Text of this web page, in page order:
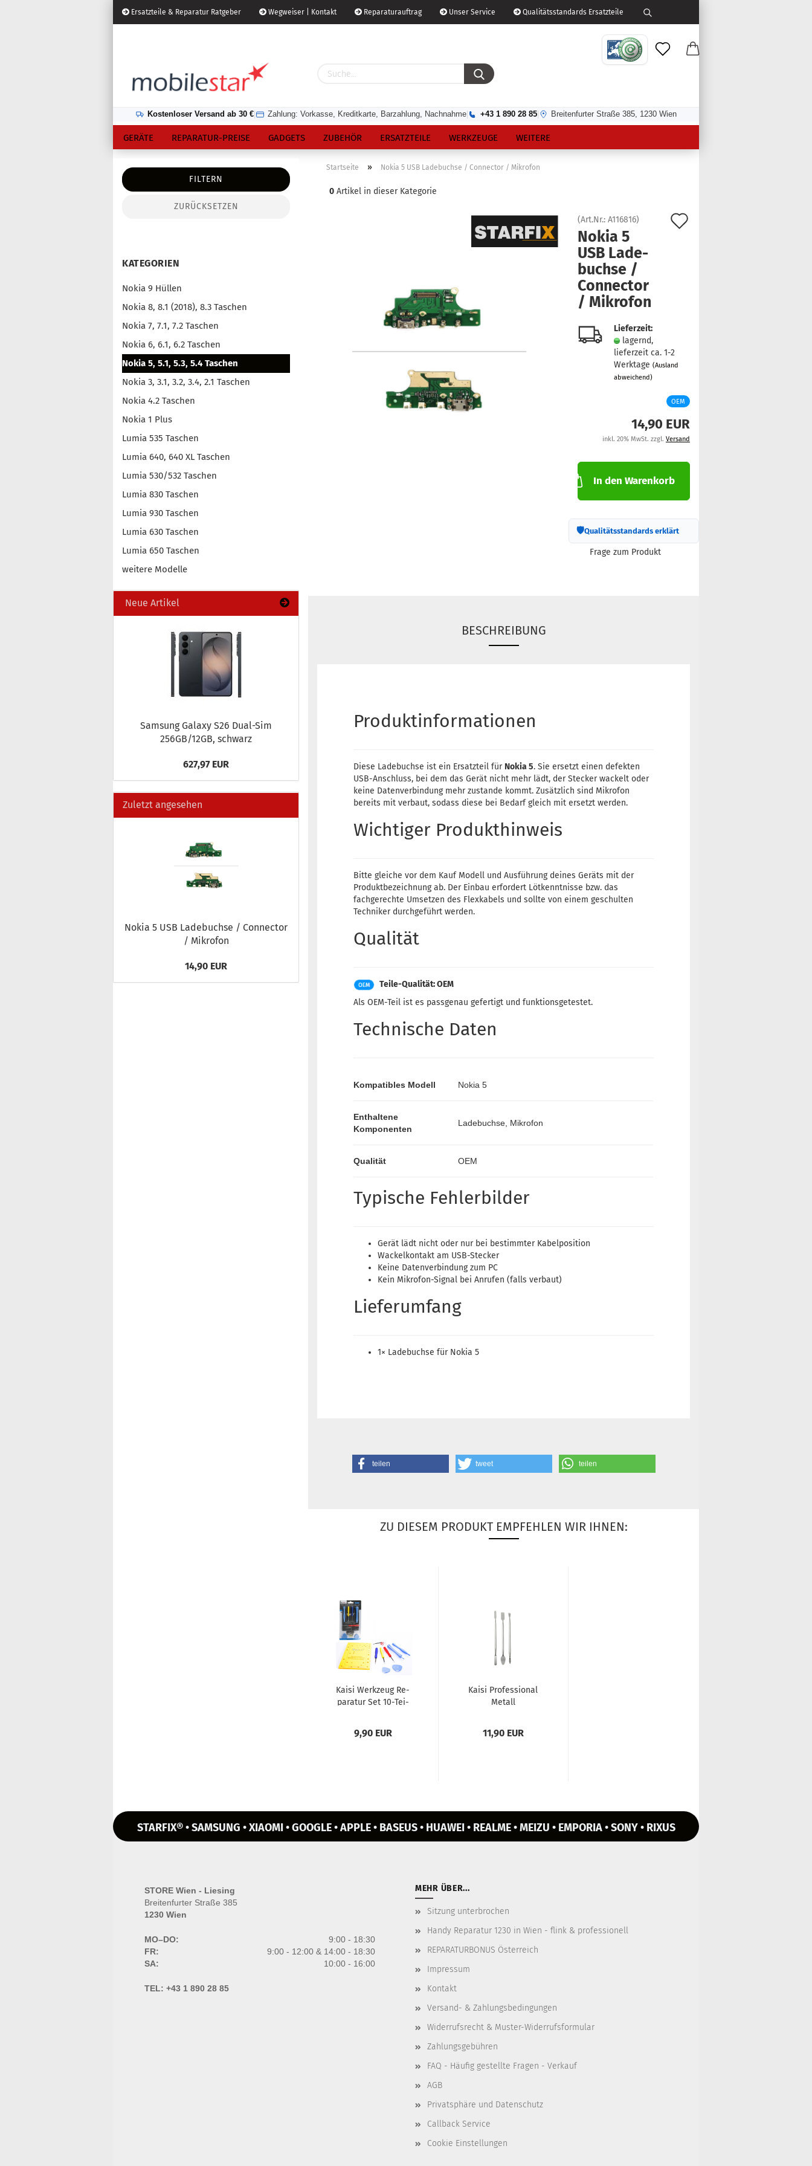
Ersatzteile & Reparatur Ratgeber Wegweiser | Kontakt Reparaturauftrag Unser Service Qualitätsstandards Ersatzteile
Kostenloser Versand ab 30 € Zahlung: Vorkasse, Kreditkarte, Barzahlung, Nachnahme +43 1 890 28 85 Breitenfurter Straße 385, 1230 Wien
GERÄTE REPARATUR-PREISE GADGETS ZUBEHÖR ERSATZTEILE WERKZEUGE WEITERE
Startseite » Nokia 5 USB Ladebuchse / Connector / Mikrofon
0 Artikel in dieser Kategorie
(Art.Nr.:A116816)
Nokia 5
USB La­de­
buch­se /
Con­nec­tor
/ Mi­kro­fon
Lieferzeit:
lagernd,
lieferzeit ca. 1-2
Werktage(Ausland
abweichend)
OEM
14,90 EUR
inkl. 20% MwSt. zzgl. Versand
In den Warenkorb
🛡Qualitätsstandards erklärt
Frage zum Produkt
BESCHREIBUNG
Produktinformationen
Diese Ladebuchse ist ein Ersatzteil für Nokia 5. Sie ersetzt einen defekten
USB-Anschluss, bei dem das Gerät nicht mehr lädt, der Stecker wackelt oder
keine Datenverbindung mehr zustande kommt. Zusätzlich sind Mikrofon
bereits mit verbaut, sodass diese bei Bedarf gleich mit ersetzt werden.
Wichtiger Produkthinweis
Bitte gleiche vor dem Kauf Modell und Ausführung deines Geräts mit der
Produktbezeichnung ab. Der Einbau erfordert Lötkenntnisse bzw. das
fachgerechte Umsetzen des Flexkabels und sollte von einem geschulten
Techniker durchgeführt werden.
Qualität
Teile-Qualität: OEM
Als OEM-Teil ist es passgenau gefertigt und funktionsgetestet.
Technische Daten
Kompatibles Modell Nokia 5
Enthaltene
Komponenten
Ladebuchse, Mikrofon
Qualität OEM
Typische Fehlerbilder
Gerät lädt nicht oder nur bei bestimmter Kabelposition
Wackelkontakt am USB-Stecker
Keine Datenverbindung zum PC
Kein Mikrofon-Signal bei Anrufen (falls verbaut)
Lieferumfang
1× Ladebuchse für Nokia 5
teilen tweet teilen
ZU DIESEM PRODUKT EMPFEHLEN WIR IHNEN:
Kaisi Werk­zeug Re­
pa­ra­tur Set 10-​Tei­
sung,...
9,90 EUR
Kaisi Pro­fes­sio­nal
Me­tall
11,90 EUR
FILTERN
ZURÜCKSETZEN
KATEGORIEN
Nokia 9 Hüllen
Nokia 8, 8.1 (2018), 8.3 Taschen
Nokia 7, 7.1, 7.2 Taschen
Nokia 6, 6.1, 6.2 Taschen
Nokia 5, 5.1, 5.3, 5.4 Taschen
Nokia 3, 3.1, 3.2, 3.4, 2.1 Taschen
Nokia 4.2 Taschen
Nokia 1 Plus
Lumia 535 Taschen
Lumia 640, 640 XL Taschen
Lumia 530/532 Taschen
Lumia 830 Taschen
Lumia 930 Taschen
Lumia 630 Taschen
Lumia 650 Taschen
weitere Modelle
Neue Artikel
Sam­sung Ga­la­xy S26 Dual-​Sim
256GB/12GB, schwarz
627,97 EUR
Zuletzt angesehen
Nokia 5 USB La­de­buch­se / Con­nec­tor
/ Mi­kro­fon
14,90 EUR
STARFIX® • SAMSUNG • XIAOMI • GOOGLE • APPLE • BASEUS • HUAWEI • REALME • MEIZU • EMPORIA • SONY • RIXUS
STORE Wien - Liesing
Breitenfurter Straße 385
1230 Wien
MO–DO:
9:00 - 18:30
FR:
9:00 - 12:00 & 14:00 - 18:30
SA:
10:00 - 16:00
TEL: +43 1 890 28 85
MEHR ÜBER...
Sitzung unterbrochen
Handy Reparatur 1230 in Wien - flink & professionell
REPARATURBONUS Österreich
Impressum
Kontakt
Versand- & Zahlungsbedingungen
Widerrufsrecht & Muster-Widerrufsformular
Zahlungsgebühren
FAQ - Häufig gestellte Fragen - Verkauf
AGB
Privatsphäre und Datenschutz
Callback Service
Cookie Einstellungen